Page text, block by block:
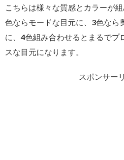
こちらは様々な質感とカラーが
色ならモードな目元に、3色なら
に、4色組み合わせるとまるでプ
スな目元になります。
スポンサー